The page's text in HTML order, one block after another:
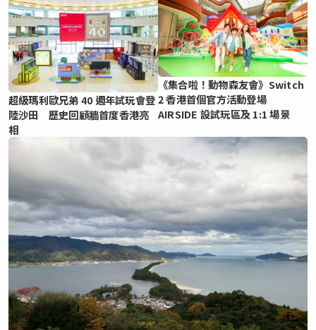
超級瑪利歐兄弟 40 週年試玩會登
陸沙田 歷史回顧牆首度香港亮
相
《集合啦！動物森友會》Switch
2 香港首個官方活動登場
AIRSIDE 設試玩區及 1:1 場景